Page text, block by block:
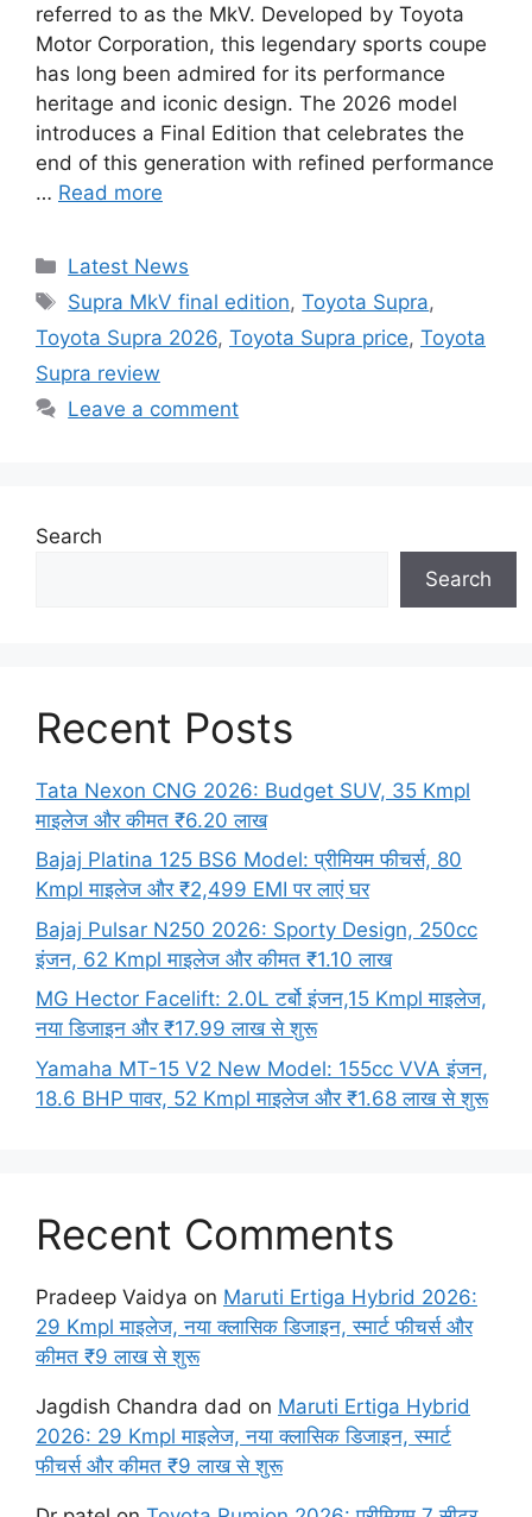
referred to as the MkV. Developed by Toyota
Motor Corporation, this legendary sports coupe
has long been admired for its performance
heritage and iconic design. The 2026 model
introduces a Final Edition that celebrates the
end of this generation with refined performance
… Read more
Categories
Latest News
Tags
Supra MkV final edition,Toyota Supra,
Toyota Supra 2026, Toyota Supra price, Toyota
Supra review
Leave a comment
Search
Search
Recent Posts
Tata Nexon CNG 2026: Budget SUV, 35 Kmpl
माइलेज और कीमत ₹6.20 लाख
Bajaj Platina 125 BS6 Model: प्रीमियम फीचर्स, 80
Kmpl माइलेज और ₹2,499 EMI पर लाएं घर
Bajaj Pulsar N250 2026: Sporty Design, 250cc
इंजन, 62 Kmpl माइलेज और कीमत ₹1.10 लाख
MG Hector Facelift: 2.0L टर्बो इंजन,15 Kmpl माइलेज,
नया डिजाइन और ₹17.99 लाख से शुरू
Yamaha MT-15 V2 New Model: 155cc VVA इंजन,
18.6 BHP पावर, 52 Kmpl माइलेज और ₹1.68 लाख से शुरू
Recent Comments
Pradeep Vaidya on Maruti Ertiga Hybrid 2026:
29 Kmpl माइलेज, नया क्लासिक डिजाइन, स्मार्ट फीचर्स और
कीमत ₹9 लाख से शुरू
Jagdish Chandra dad on Maruti Ertiga Hybrid
2026: 29 Kmpl माइलेज, नया क्लासिक डिजाइन, स्मार्ट
फीचर्स और कीमत ₹9 लाख से शुरू